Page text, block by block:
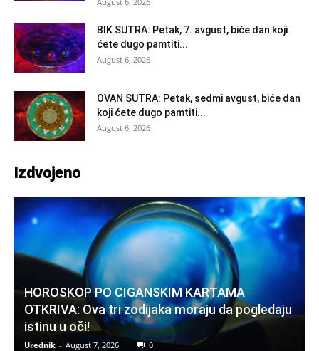
BIK SUTRA: Petak, 7. avgust, biće dan koji
ćete dugo pamtiti...
August 6, 2026
OVAN SUTRA: Petak, sedmi avgust, biće dan
koji ćete dugo pamtiti...
August 6, 2026
Izdvojeno
HOROSKOP PO CIGANSKIM KARTAMA
OTKRIVA: Ova tri zodijaka moraju da pogledaju
istinu u oči!
Urednik - August 7, 2026 0